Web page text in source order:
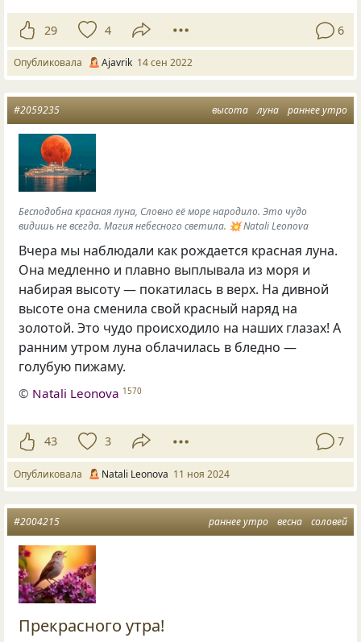
29 4 6
Опубликовала Ajavrik 14 сен 2022
высота луна раннее утро
#2059235
Бесподобна красная луна, Словно её море народило. Это чудо
видишь не всегда. Магия небесного светила. 💥 Natali Leonova
Вчера мы наблюдали как рождается красная луна.
Она медленно и плавно выплывала из моря и
набирая высоту — покатилась в верх. На дивной
высоте она сменила свой красный наряд на
золотой. Это чудо происходило на наших глазах! А
ранним утром луна облачилась в бледно —
голубую пижаму.
© Natali Leonova 1570
43 3 7
Опубликовала Natali Leonova 11 ноя 2024
раннее утро весна соловей
#2004215
Прекрасного утра!